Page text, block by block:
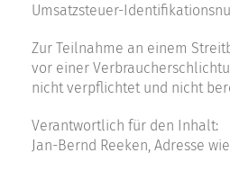
Umsatzsteuer-
Zur Teilnahme an einem
vor einer
nicht verpflichtet und nicht
Verantwortlich für den Inhalt:
Jan-Bernd Reeken, Adresse